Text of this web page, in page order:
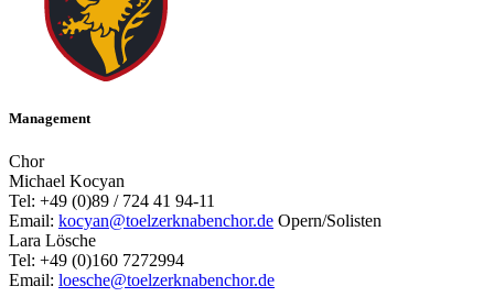
Management
Chor
Michael Kocyan
Tel: +49 (0)89 / 724 41 94-11
Email: kocyan@toelzerknabenchor.de Opern/Solisten
Lara Lösche
Tel: +49 (0)160 7272994
Email: loesche@toelzerknabenchor.de